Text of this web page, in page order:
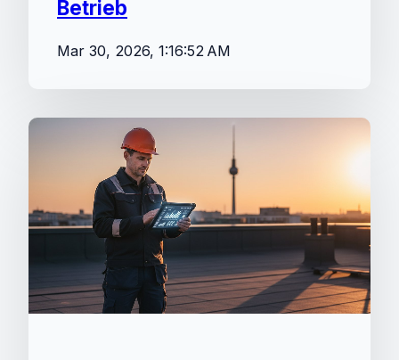
Betrieb
Mar 30, 2026, 1:16:52 AM